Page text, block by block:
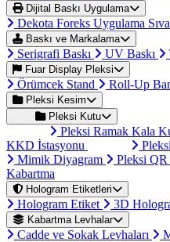
Dijital Baskı Uygulama
Dekota Foreks Uygulama
Baskı ve Markalama
Serigrafi Baskı UV Baskı
Fuar Display Pleksi
Örümcek Stand Roll-Up
Pleksi Kesim
Pleksi Kutu
Pleksi Ramak Kala
KKD İstasyonu
Mimik Diyagram
Pleksi
Kabartma
Hologram Etiketleri
Hologram Etiket 3D
Kabartma Levhalar
Cadde ve Sokak Levhaları